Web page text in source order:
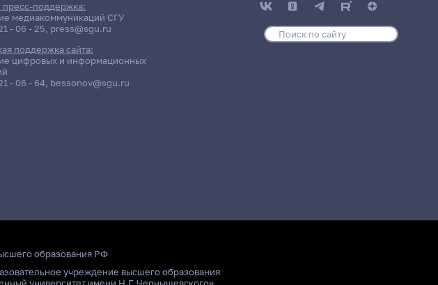
пресс-поддержка:
медиакоммуникаций СГУ
- 06 - 25, press@sgu.ru
поддержка сайта:
цифровых и информационных
- 06 - 64, bessonov@sgu.ru
образования РФ
учреждение высшего образования